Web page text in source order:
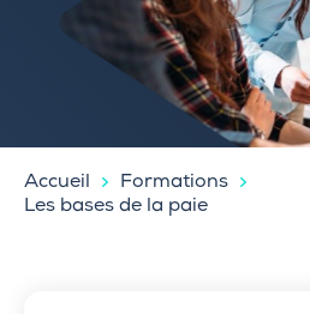
Accueil
Formations
Les bases de la paie